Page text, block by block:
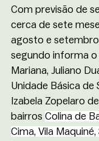
Com previsão de
cerca de sete
agosto e
segundo informa
Mariana, Juliano
Unidade Básica de
Izabela Zopelaro
bairros Colina de
Cima, Vila